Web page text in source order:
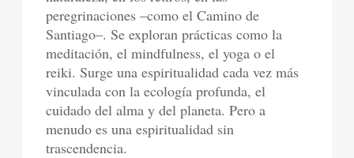
peregrinaciones –como el Camino de
Santiago–. Se exploran prácticas como la
meditación, el mindfulness, el yoga o el
reiki. Surge una espiritualidad cada vez más
vinculada con la ecología profunda, el
cuidado del alma y del planeta. Pero a
menudo es una espiritualidad sin
trascendencia.